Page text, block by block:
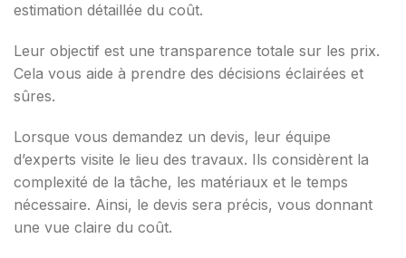
estimation détaillée du coût.
Leur objectif est une transparence totale sur les prix.
Cela vous aide à prendre des décisions éclairées et
sûres.
Lorsque vous demandez un devis, leur équipe
d’experts visite le lieu des travaux. Ils considèrent la
complexité de la tâche, les matériaux et le temps
nécessaire. Ainsi, le devis sera précis, vous donnant
une vue claire du coût.